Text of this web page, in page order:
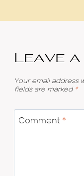
Leave
Your email address
fields are marked *
Comment *